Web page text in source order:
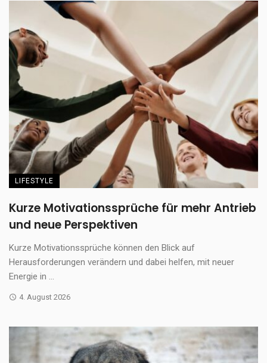
LIFESTYLE
Kurze Motivationssprüche für mehr Antrieb
und neue Perspektiven
Kurze Motivationssprüche können den Blick auf
Herausforderungen verändern und dabei helfen, mit neuer
Energie in ...
4. August 2026